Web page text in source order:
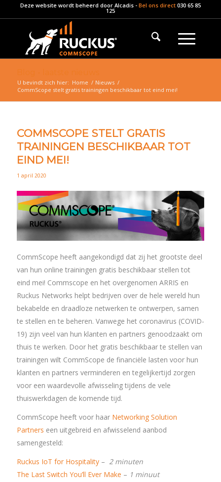
Deze website wordt beheerd door Alcadis- Bel ons direct 030 65 85
125
U bevindt zich hier: Home / Nieuws /
CommScope stelt gratis trainingen beschikbaar tot eind mei!
COMMSCOPE STELT GRATIS
TRAININGEN BESCHIKBAAR TOT
EIND MEI!
1 april 2020
CommScope heeft aangekondigd dat zij het grootste deel
van hun online trainingen gratis beschikbaar stellen tot
eind mei! Commscope en het overgenomen ARRIS en
Ruckus Networks helpt bedrijven over de hele wereld hun
bekabelde en draadloze netwerken te ontwerpen, samen
te stellen en te beheren. Vanwege het coronavirus (COVID-
19) zijn veel van hun klanten en partners genoodzaakt om
thuis te werken. Door het gratis beschikbaar te stellen van
trainingen wilt CommScope de financiële lasten voor hun
klanten en partners verminderen en tegelijkertijd zorgen
voor een waardevolle afwisseling tijdens de vele
thuiswerkdagen de komende tijd.
CommScope heeft voor haar Networking Solution
Partners een uitgebreid en afwisselend aanbod
samengesteld:
Ruckus IoT for Hospitality– 2 minuten
The Last Switch You’ll Ever Make – 1 minuut